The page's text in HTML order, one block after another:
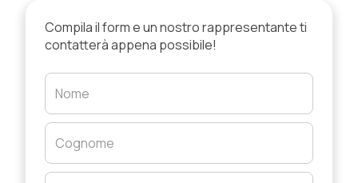
Compila il form e un nostro rappresentante ti
contatterà appena possibile!